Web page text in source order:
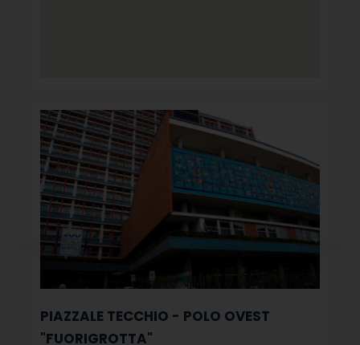
PIAZZALE TECCHIO - POLO OVEST
"FUORIGROTTA"